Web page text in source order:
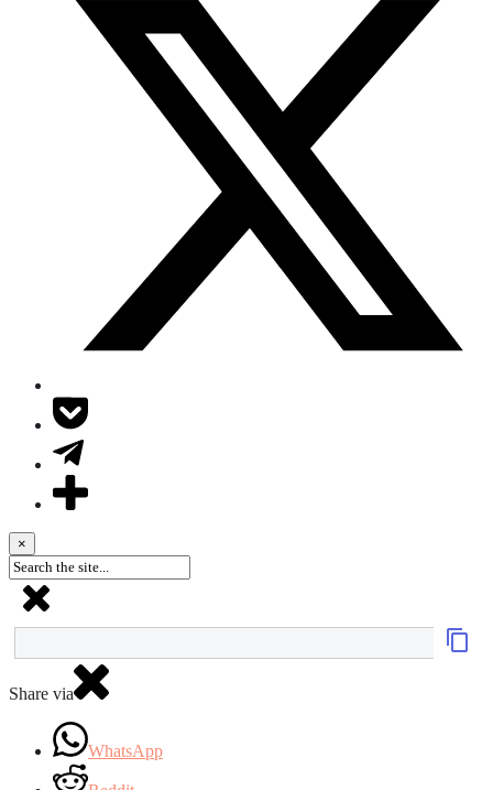
×
Share via
WhatsApp